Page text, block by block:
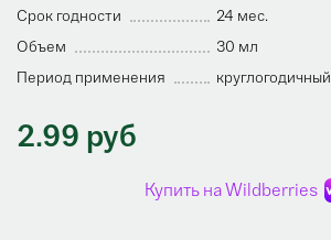
Срок годности
24 мес.
Объем
30 мл
Период применения
круглогодичный
2.99 руб
Купить на Wildberries